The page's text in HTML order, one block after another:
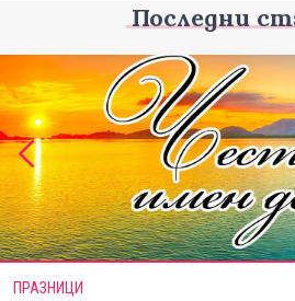
Последни
ПРАЗНИЦИ